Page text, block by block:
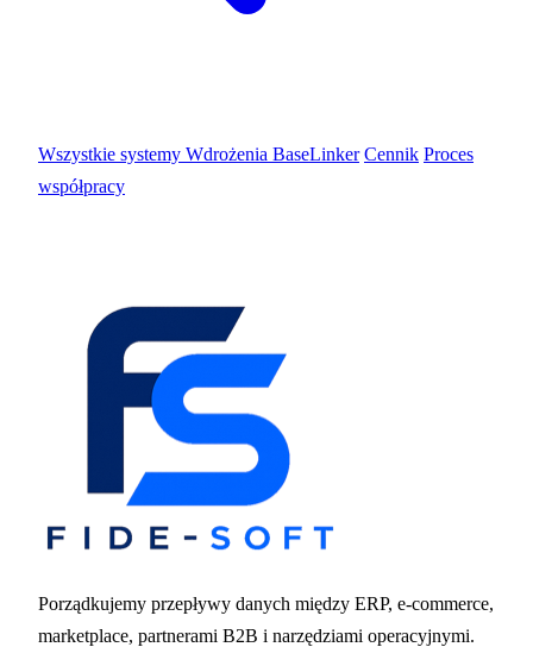
Wszystkie systemy Wdrożenia BaseLinker Cennik Proces
współpracy
Porządkujemy przepływy danych między ERP, e-commerce,
marketplace, partnerami B2B i narzędziami operacyjnymi.